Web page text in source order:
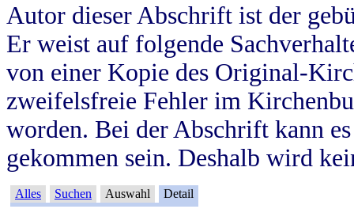
Autor dieser Abschrift ist der
Er weist auf folgende
von einer Kopie des Original-
zweifelsfreie Fehler im
worden. Bei der Abschrift kann
gekommen sein. Deshalb wird
Alles Suchen Auswahl Detail